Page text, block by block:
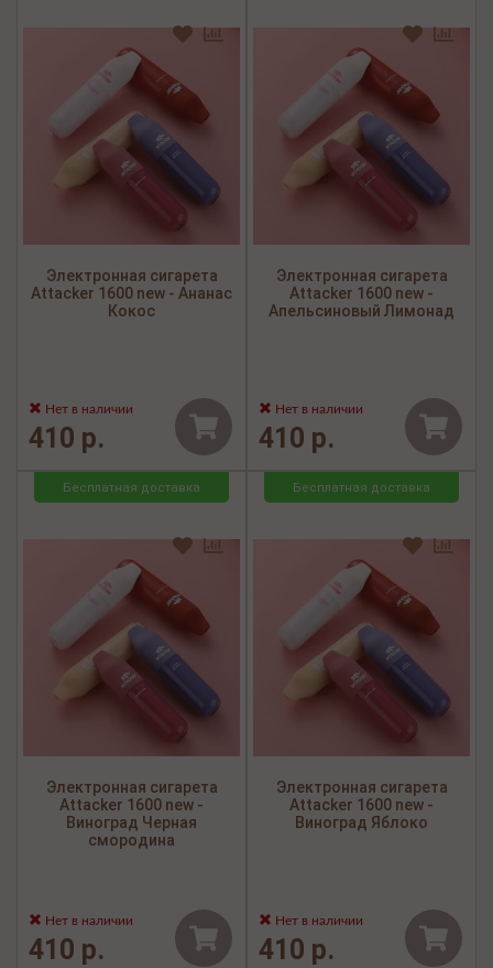
Электронная сигарета
Attacker 1600 new - Ананас
Кокос
Нет в наличии
410 р.
Электронная сигарета
Attacker 1600 new -
Апельсиновый Лимонад
Нет в наличии
410 р.
Бесплатная доставка
Электронная сигарета
Attacker 1600 new -
Виноград Черная
смородина
Нет в наличии
410 р.
Бесплатная доставка
Электронная сигарета
Attacker 1600 new -
Виноград Яблоко
Нет в наличии
410 р.